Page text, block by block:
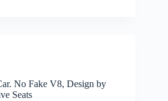
No Fake V8, Design by
Seats